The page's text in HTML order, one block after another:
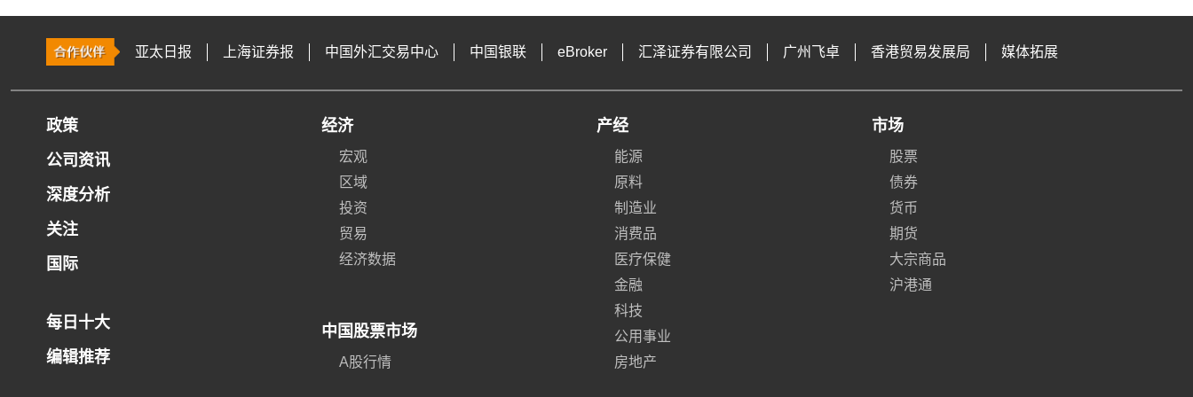
亚太日报 上海证券报 中国外汇交易中心 中国银联 eBroker 汇泽证券有限公司 广州飞卓 香港贸易发展局 媒体拓展
政策
公司资讯
深度分析
关注
国际
每日十大
编辑推荐
经济
宏观
区域
投资
贸易
经济数据
中国股票市场
A股行情
产经
能源
原料
制造业
消费品
医疗保健
金融
科技
公用事业
房地产
市场
股票
债券
货币
期货
大宗商品
沪港通